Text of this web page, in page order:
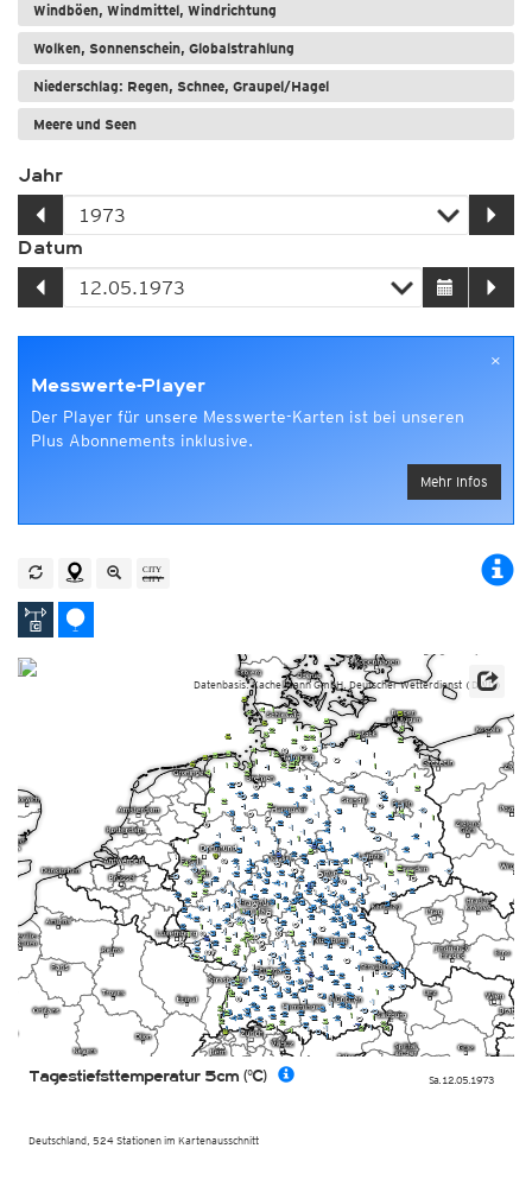
Windböen, Windmittel, Windrichtung
Wolken, Sonnenschein, Globalstrahlung
Niederschlag: Regen, Schnee, Graupel/Hagel
Meere und Seen
Jahr
Datum
×
Messwerte-Player
Der Player für unsere Messwerte-Karten ist bei unseren
Plus Abonnements inklusive.
Mehr Infos
Sa. 12.05.1973
Deutschland, 524 Stationen im Kartenausschnitt
Tagestiefsttemperatur 5cm (°C)
Datenbasis: Kachelmann GmbH, Deutscher Wetterdienst (DWD)